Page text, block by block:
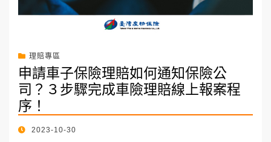
理賠專區
申請車子保險理賠如何通知保險公
司？３步驟完成車險理賠線上報案程
序！
POSTED
2023-10-30